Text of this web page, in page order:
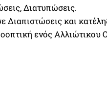
Διατυπώσεις.
Διαπιστώσεις και
ενός Αλλιώτικου